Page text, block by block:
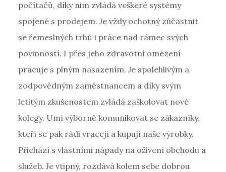
počítačů, díky nim zvládá veškeré systémy
spojené s prodejem. Je vždy ochotný zúčastnit
se řemeslných trhů i práce nad rámec svých
povinností. I přes jeho zdravotní omezení
pracuje s plným nasazením. Je spolehlivým a
zodpovědným zaměstnancem a díky svým
letitým zkušenostem zvládá zaškolovat nové
kolegy. Umí výborně komunikovat se zákazníky,
kteří se pak rádi vracejí a kupují naše výrobky.
Přichází s vlastními nápady na oživení obchodu a
služeb. Je vtipný, rozdává kolem sebe dobrou